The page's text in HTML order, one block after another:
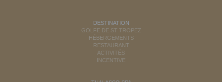
DESTINATION
GOLFE DE ST TROPEZ
HÉBERGEMENTS
RESTAURANT
ACTIVITÉS
INCENTIVE